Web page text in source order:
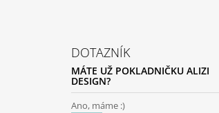
DOTAZNÍK
MÁTE UŽ POKLADNIČKU ALIZI
DESIGN?
Ano, máme :)